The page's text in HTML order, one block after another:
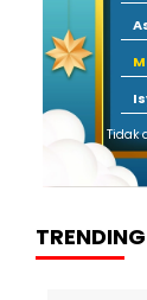
Tidak
TRENDING